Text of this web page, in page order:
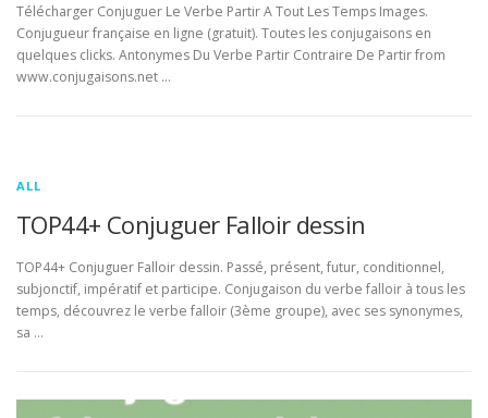
Télécharger Conjuguer Le Verbe Partir A Tout Les Temps Images.
Conjugueur française en ligne (gratuit). Toutes les conjugaisons en
quelques clicks. Antonymes Du Verbe Partir Contraire De Partir from
www.conjugaisons.net …
ALL
TOP44+ Conjuguer Falloir dessin
TOP44+ Conjuguer Falloir dessin. Passé, présent, futur, conditionnel,
subjonctif, impératif et participe. Conjugaison du verbe falloir à tous les
temps, découvrez le verbe falloir (3ème groupe), avec ses synonymes,
sa …